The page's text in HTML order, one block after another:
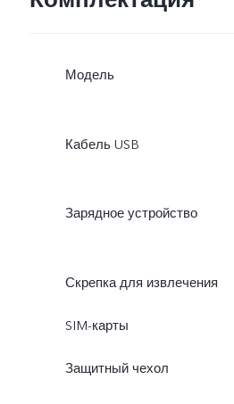
Модель
Кабель USB
Зарядное устройство
Скрепка для извлечения
SIM-карты
Защитный чехол